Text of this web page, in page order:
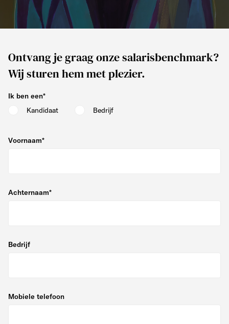
Ontvang je graag onze salarisbenchmark?
Wij sturen hem met plezier.
Ik ben een*
Kandidaat
Bedrijf
Voornaam*
Achternaam*
Bedrijf
Mobiele telefoon